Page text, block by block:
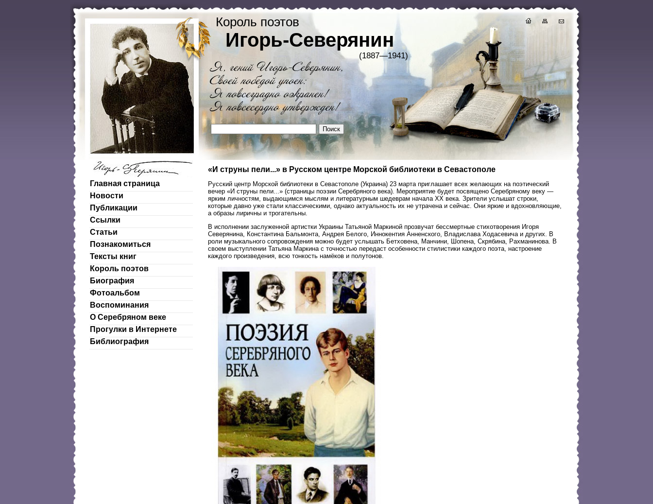
Король поэтов
Игорь-Северянин
(1887—1941)
Главная страница
Новости
Публикации
Ссылки
Статьи
Познакомиться
Тексты книг
Король поэтов
Биография
Фотоальбом
Воспоминания
О Серебряном веке
Прогулки в Интернете
Библиография
«И струны пели...» в Русском центре Морской библиотеки в Севастополе
Русский центр Морской библиотеки в Севастополе (Украина) 23 марта приглашает всех желающих на поэтический
вечер «И струны пели...» (страницы поэзии Серебряного века). Мероприятие будет посвящено Серебряному веку —
ярким личностям, выдающимся мыслям и литературным шедеврам начала ХХ века. Зрители услышат строки,
которые давно уже стали классическими, однако актуальность их не утрачена и сейчас. Они яркие и вдохновляющие,
а образы лиричны и трогательны.
В исполнении заслуженной артистки Украины Татьяной Маркиной прозвучат бессмертные стихотворения Игоря
Северянина, Константина Бальмонта, Андрея Белого, Иннокентия Анненского, Владислава Ходасевича и других. В
роли музыкального сопровождения можно будет услышать Бетховена, Манчини, Шопена, Скрябина, Рахманинова. В
своем выступлении Татьяна Маркина с точностью передаст особенности стилистики каждого поэта, настроение
каждого произведения, всю тонкость намёков и полутонов.